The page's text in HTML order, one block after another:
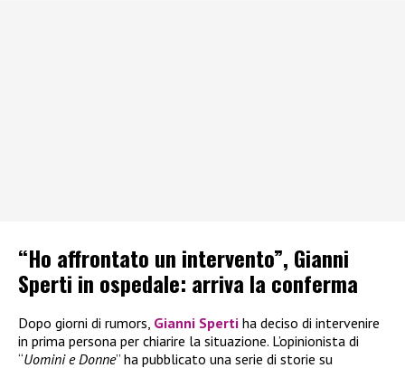
“Ho affrontato un intervento”, Gianni
Sperti in ospedale: arriva la conferma
Dopo giorni di rumors, Gianni Sperti ha deciso di intervenire
in prima persona per chiarire la situazione. L’opinionista di
“Uomini e Donne” ha pubblicato una serie di storie su